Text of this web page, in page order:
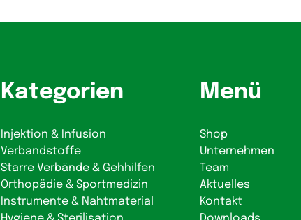
Kategorien
Injektion & Infusion
Verbandstoffe
Starre Verbände & Gehhilfen
Orthopädie & Sportmedizin
Instrumente & Nahtmaterial
Menü
Shop
Unternehmen
Team
Aktuelles
Kontakt